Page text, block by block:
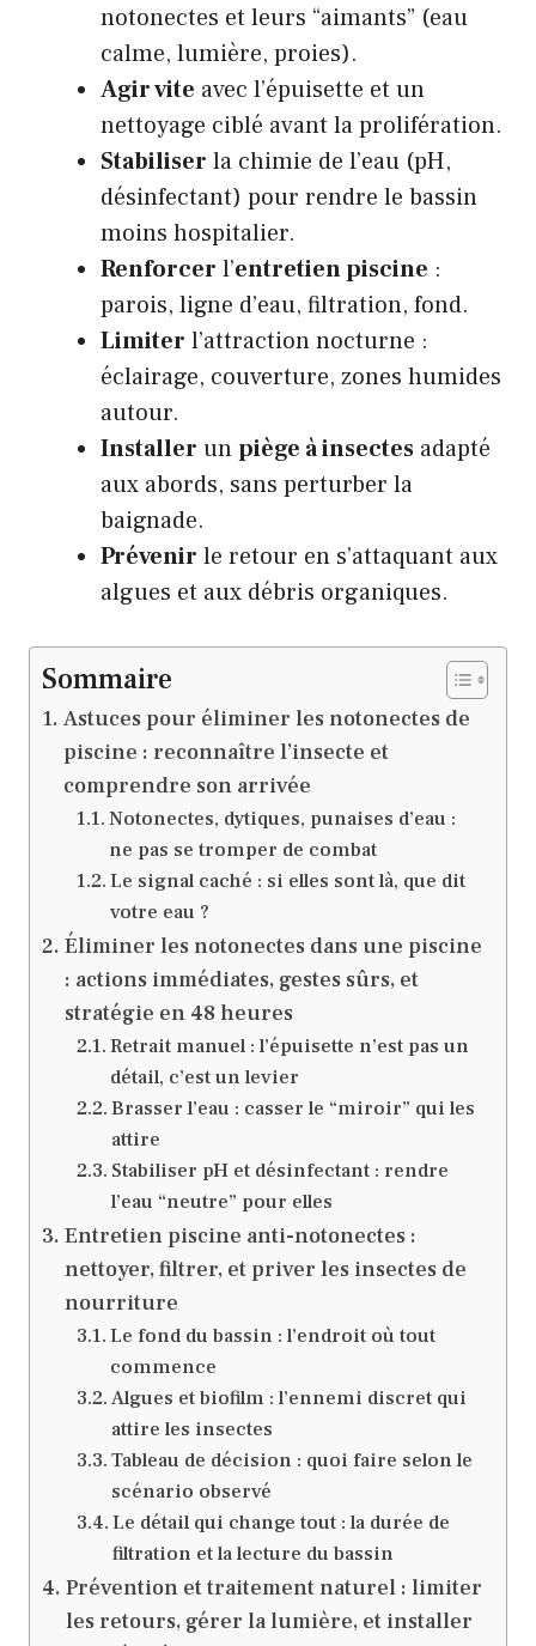
notonectes et leurs “aimants” (eau
calme, lumière, proies).
Agir vite avec l’épuisette et un
nettoyage ciblé avant la prolifération.
Stabiliser la chimie de l’eau (pH,
désinfectant) pour rendre le bassin
moins hospitalier.
Renforcer l’entretien piscine :
parois, ligne d’eau, filtration, fond.
Limiter l’attraction nocturne :
éclairage, couverture, zones humides
autour.
Installer unpiège à insectes adapté
aux abords, sans perturber la
baignade.
Prévenir le retour en s’attaquant aux
algues et aux débris organiques.
Sommaire
Astuces pour éliminer les notonectes de
piscine : reconnaître l’insecte et
comprendre son arrivée
Notonectes, dytiques, punaises d’eau :
ne pas se tromper de combat
Le signal caché : si elles sont là, que dit
votre eau ?
Éliminer les notonectes dans une piscine
: actions immédiates, gestes sûrs, et
stratégie en 48 heures
Retrait manuel : l’épuisette n’est pas un
détail, c’est un levier
Brasser l’eau : casser le “miroir” qui les
attire
Stabiliser pH et désinfectant : rendre
l’eau “neutre” pour elles
Entretien piscine anti-notonectes :
nettoyer, filtrer, et priver les insectes de
nourriture
Le fond du bassin : l’endroit où tout
commence
Algues et biofilm : l’ennemi discret qui
attire les insectes
Tableau de décision : quoi faire selon le
scénario observé
Le détail qui change tout : la durée de
filtration et la lecture du bassin
Prévention et traitement naturel : limiter
les retours, gérer la lumière, et installer